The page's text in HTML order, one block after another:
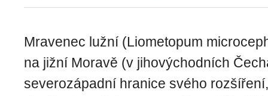
Mravenec lužní (Liometopum
na jižní Moravě (v jihovýchodních
severozápadní hranice svého